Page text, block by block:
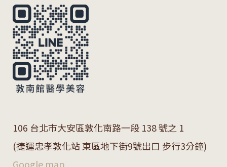
106 台北市大安區敦化南路一段 138 號之 1
(捷運忠孝敦化站 東區地下街9號出口 步行3分鐘)
Google map